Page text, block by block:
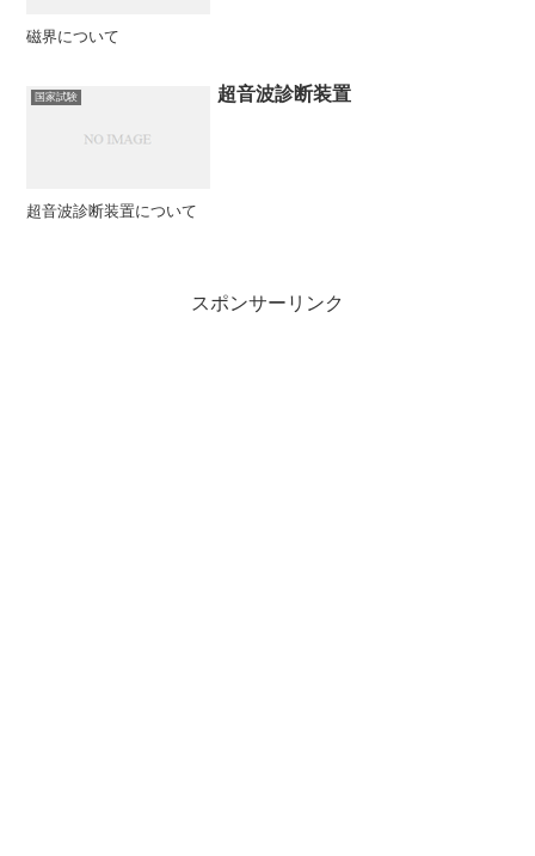
磁界について
国家試験 超音波診断装置
超音波診断装置について
スポンサーリンク